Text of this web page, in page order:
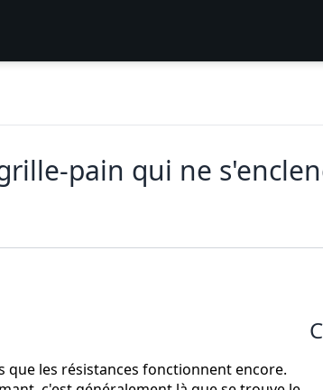
pain qui ne
que les résistances fonctionnent encore.